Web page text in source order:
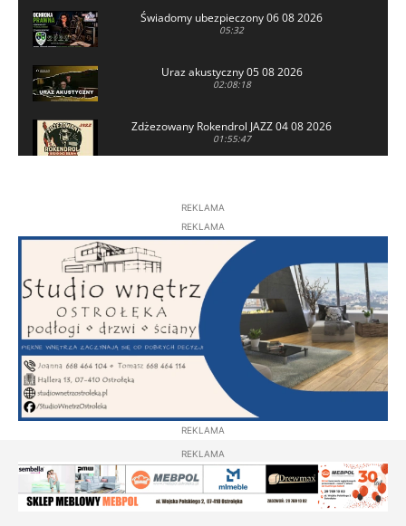
Świadomy ubezpieczony 06 08 2026
05:32
Uraz akustyczny 05 08 2026
02:08:18
Zdżezowany Rokendrol JAZZ 04 08 2026
01:55:47
Modernizacja najstarszej stacji uzdatniania
wody w Rzekuniu
02:00
Zdżezowany Rokendrol HEAVY METAL 03 08
2026
01:57:43
Okiem kibica Jerzy Engel 03 08 2026
01:41:22
Zdżezowany Rokendroll ROCK 02 08 2026
01:54:46
REKLAMA
REKLAMA
REKLAMA
REKLAMA